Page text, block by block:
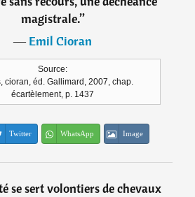
magistrale.”
―Emil Cioran
Source:
cioran, éd. Gallimard, 2007, chap.
écartèlement, p. 1437
Twitter WhatsApp Image
se sert volontiers de chevaux